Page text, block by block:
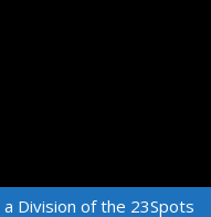
Division of the 23Spots